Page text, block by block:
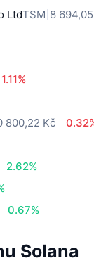
LtdTSM 8
1.11%
800,22 Kč
2.62%
0.67%
Solana